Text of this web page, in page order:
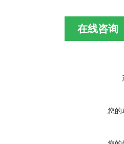
在线咨询
您的